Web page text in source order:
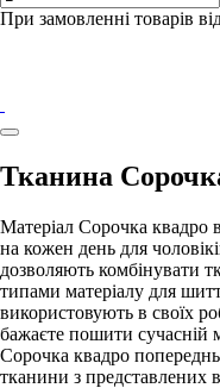
При замовленні товарів
Тканина
Матеріал Сорочка квадро
на кожен день для
дозволяють комбінувати
типами матеріалу для
використовують в своїх
бажаєте пошити сучасній
Сорочка квадро
тканини з представлених